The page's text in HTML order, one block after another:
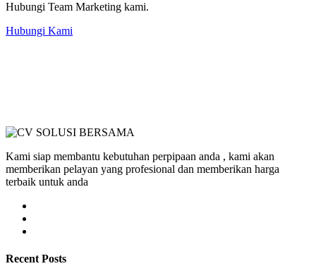
Hubungi Team Marketing kami.
Hubungi Kami
Kami siap membantu kebutuhan perpipaan anda , kami akan
memberikan pelayan yang profesional dan memberikan harga
terbaik untuk anda
Recent Posts